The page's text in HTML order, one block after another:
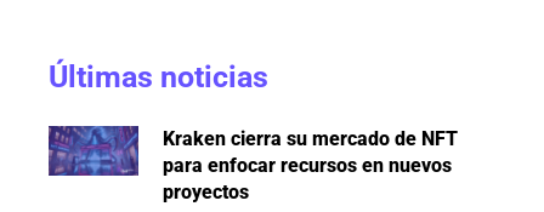
Últimas noticias
Kraken cierra su mercado de NFT
para enfocar recursos en nuevos
proyectos